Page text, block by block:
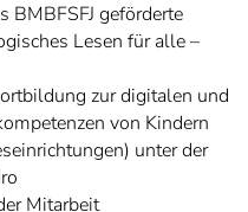
BMBFSFJ geförderte
Lesen für alle –
zur digitalen und
von Kindern
unter der
Mitarbeit